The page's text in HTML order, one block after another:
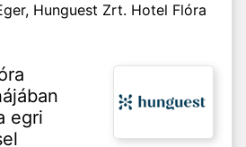
Hunguest Zrt. Hotel Flóra
egri